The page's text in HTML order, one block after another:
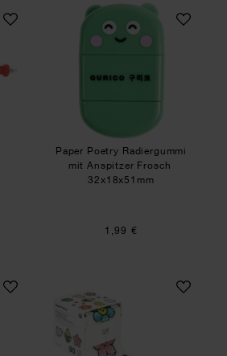
Paper Poetry
Paper Poetry Radiergummi
mit Anspitzer Frosch
32x18x51mm
1,99 €
Klebestift Hase WeißPaper Poetry